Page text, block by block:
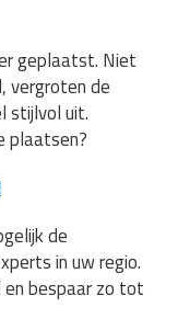
geplaatst. Niet
vergroten de
stijlvol uit.
plaatsen?
de
in uw regio.
bespaar zo tot